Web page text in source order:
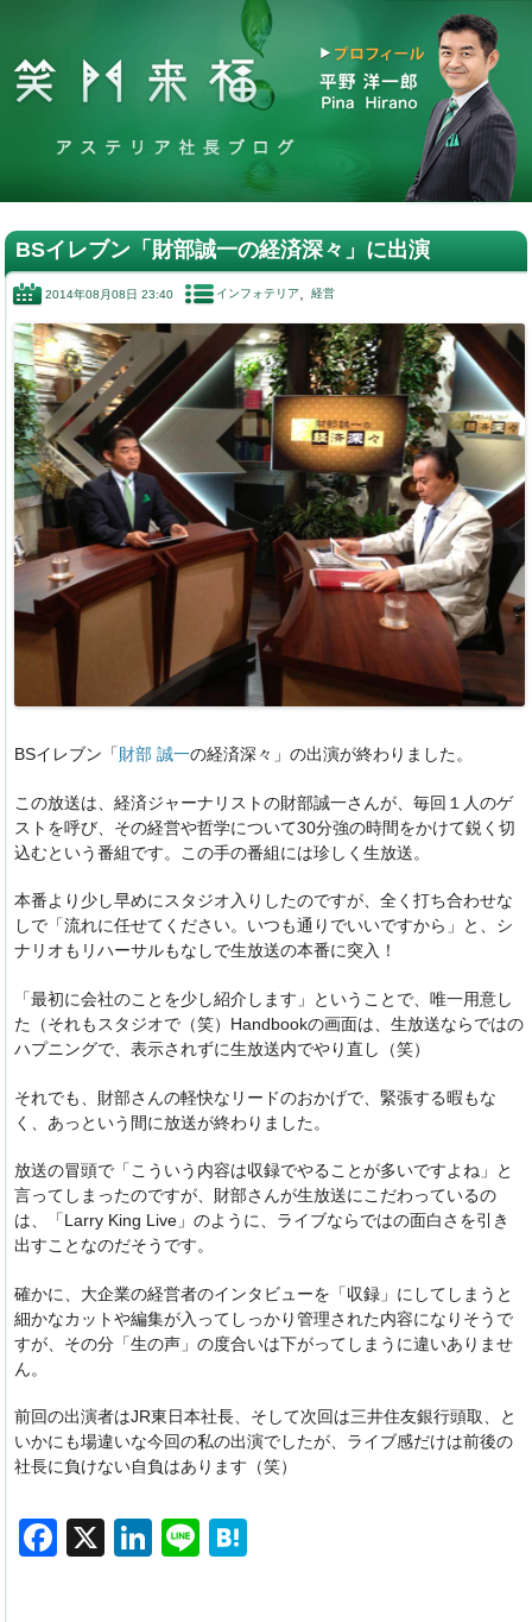
BSイレブン「財部誠一の経済深々」に出演
2014年08月08日 23:40 インフォテリア 経営
BSイレブン「財部 誠一の経済深々」の出演が終わりました。
この放送は、経済ジャーナリストの財部誠一さんが、毎回１人のゲ
ストを呼び、その経営や哲学について30分強の時間をかけて鋭く切
込むという番組です。この手の番組には珍しく生放送。
本番より少し早めにスタジオ入りしたのですが、全く打ち合わせな
しで「流れに任せてください。いつも通りでいいですから」と、シ
ナリオもリハーサルもなしで生放送の本番に突入！
「最初に会社のことを少し紹介します」ということで、唯一用意し
た（それもスタジオで（笑）Handbookの画面は、生放送ならではの
ハプニングで、表示されずに生放送内でやり直し（笑）
それでも、財部さんの軽快なリードのおかげで、緊張する暇もな
く、あっという間に放送が終わりました。
放送の冒頭で「こういう内容は収録でやることが多いですよね」と
言ってしまったのですが、財部さんが生放送にこだわっているの
は、「Larry King Live」のように、ライブならではの面白さを引き
出すことなのだそうです。
確かに、大企業の経営者のインタビューを「収録」にしてしまうと
細かなカットや編集が入ってしっかり管理された内容になりそうで
すが、その分「生の声」の度合いは下がってしまうに違いありませ
ん。
前回の出演者はJR東日本社長、そして次回は三井住友銀行頭取、と
いかにも場違いな今回の私の出演でしたが、ライブ感だけは前後の
社長に負けない自負はあります（笑）
F
X
Li
Li